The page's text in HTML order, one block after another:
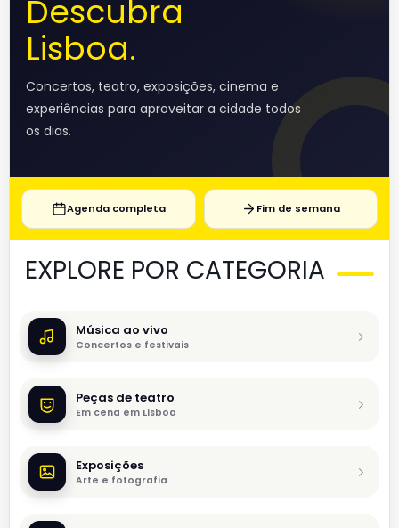
Descubra
Lisboa.
Concertos, teatro, exposições, cinema e
experiências para aproveitar a cidade todos
os dias.
Agenda completa Fim de semana
EXPLORE POR CATEGORIA
Música ao vivo
Concertos e festivais
Peças de teatro
Em cena em Lisboa
Exposições
Arte e fotografia